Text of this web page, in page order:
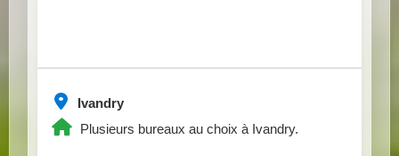
Ivandry
Plusieurs bureaux au choix à Ivandry.